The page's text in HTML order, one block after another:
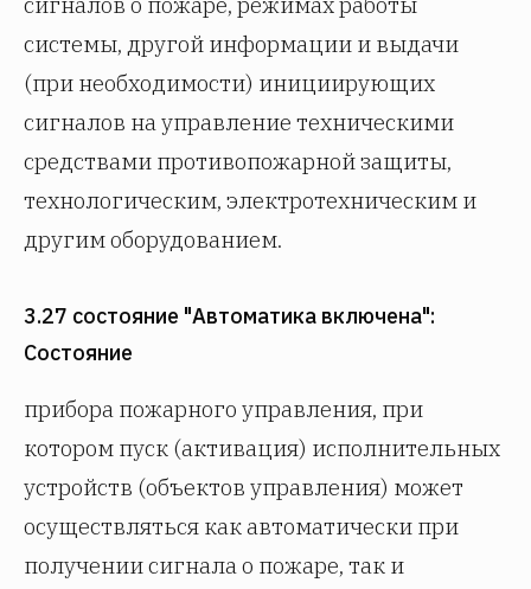
системы, другой информации и выдачи
(при необходимости) инициирующих
сигналов на управление техническими
средствами противопожарной защиты,
технологическим, электротехническим и
другим оборудованием.
3.27 состояние "Автоматика включена":
Состояние
прибора пожарного управления, при
котором пуск (активация) исполнительных
устройств (объектов управления) может
осуществляться как автоматически при
получении сигнала о пожаре, так и